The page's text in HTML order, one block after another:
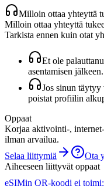
Milloin ottaa yhteyttä
Milloin ottaa yhteyttä
Tarkista ennen kuin otat
Et ole
asentamisen jälkeen.
Jos sinun täytyy
poistat profiilin
Oppaat
Korjaa aktivointi-,
ilman arvailua.
Selaa liittymiä
Ota
Aiheeseen liittyvät oppaat
eSIMin QR-koodi ei toimi: